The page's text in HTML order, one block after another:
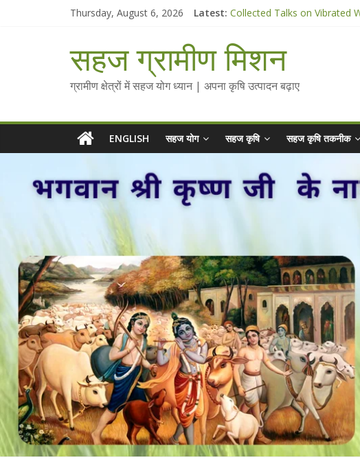
Thursday, August 6, 2026 Latest: Collected Talks on Vibrated
चैतन्यित जल pdf
Standee Designs @ 2025 for
Chalo Gaon Ki Or Abhiyaan -
सहज ग्रामीण मिशन
ग्रामीण क्षेत्रों में सहज योग ध्यान | अपना कृषि उत्पादन बढ़ाए
ENGLISH सहज योग सहज कृषि सहज कृषि तकनीक